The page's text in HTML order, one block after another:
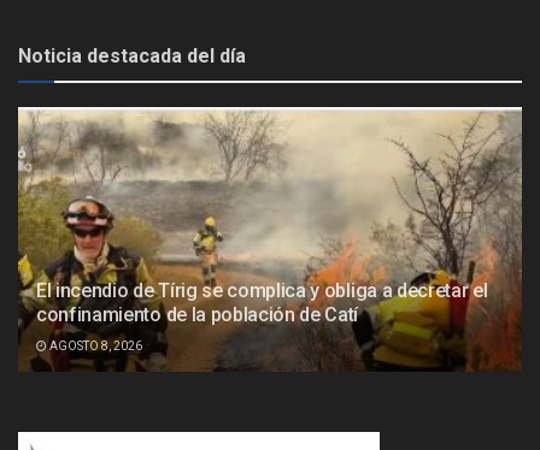
Noticia destacada del día
El incendio de Tírig se complica y obliga a decretar el
confinamiento de la población de Catí
AGOSTO 8, 2026